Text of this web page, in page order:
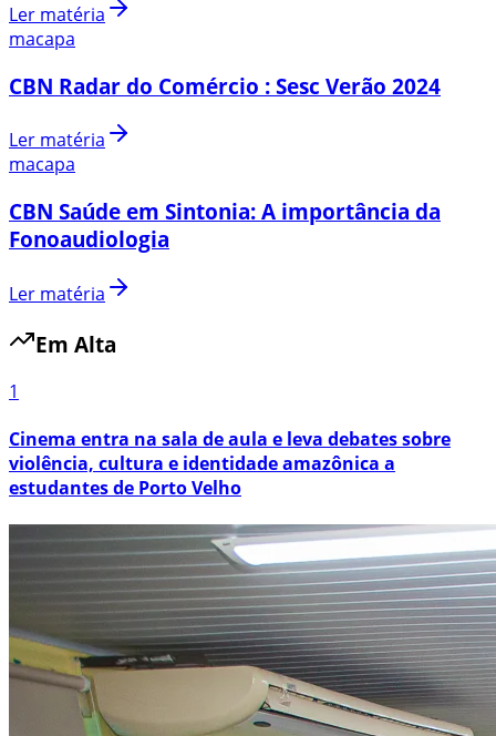
Ler matéria
macapa
CBN Radar do Comércio : Sesc Verão 2024
Ler matéria
macapa
CBN Saúde em Sintonia: A importância da
Fonoaudiologia
Ler matéria
Em Alta
1
Cinema entra na sala de aula e leva debates sobre
violência, cultura e identidade amazônica a
estudantes de Porto Velho